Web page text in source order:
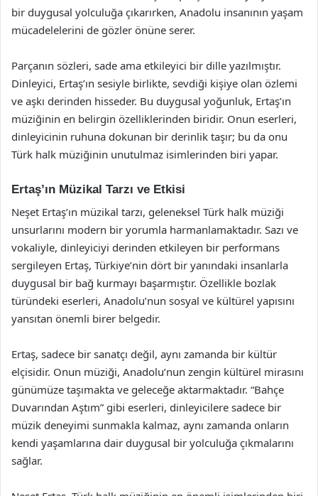
bir duygusal yolculuğa çıkarırken, Anadolu insanının yaşam
mücadelelerini de gözler önüne serer.
Parçanın sözleri, sade ama etkileyici bir dille yazılmıştır.
Dinleyici, Ertaş’ın sesiyle birlikte, sevdiği kişiye olan özlemi
ve aşkı derinden hisseder. Bu duygusal yoğunluk, Ertaş’ın
müziğinin en belirgin özelliklerinden biridir. Onun eserleri,
dinleyicinin ruhuna dokunan bir derinlik taşır; bu da onu
Türk halk müziğinin unutulmaz isimlerinden biri yapar.
Ertaş’ın Müzikal Tarzı ve Etkisi
Neşet Ertaş’ın müzikal tarzı, geleneksel Türk halk müziği
unsurlarını modern bir yorumla harmanlamaktadır. Sazı ve
vokaliyle, dinleyiciyi derinden etkileyen bir performans
sergileyen Ertaş, Türkiye’nin dört bir yanındaki insanlarla
duygusal bir bağ kurmayı başarmıştır. Özellikle bozlak
türündeki eserleri, Anadolu’nun sosyal ve kültürel yapısını
yansıtan önemli birer belgedir.
Ertaş, sadece bir sanatçı değil, aynı zamanda bir kültür
elçisidir. Onun müziği, Anadolu’nun zengin kültürel mirasını
günümüze taşımakta ve geleceğe aktarmaktadır. “Bahçe
Duvarından Aştım” gibi eserleri, dinleyicilere sadece bir
müzik deneyimi sunmakla kalmaz, aynı zamanda onların
kendi yaşamlarına dair duygusal bir yolculuğa çıkmalarını
sağlar.